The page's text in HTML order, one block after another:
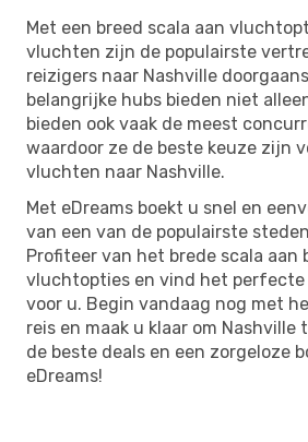
Met een breed scala aan
vluchten zijn de populairste
reizigers naar Nashville
belangrijke hubs bieden niet
bieden ook vaak de meest
waardoor ze de beste keuze zijn
vluchten naar Nashville.
Met eDreams boekt u snel en
van een van de populairste
Profiteer van het brede scala aan
vluchtopties en vind het
voor u. Begin vandaag nog met
reis en maak u klaar om Nashville
de beste deals en een zorgeloze
eDreams!